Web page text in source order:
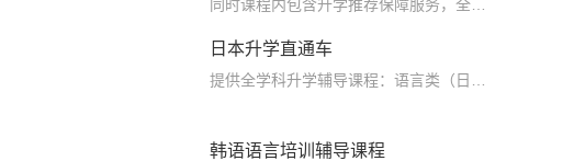
日本升学直通车
韩语语言培训辅导课程